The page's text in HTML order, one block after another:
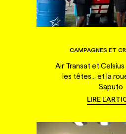
CAMPAGNES ET
Air Transat et
les têtes... et la
Saputo
LIRE